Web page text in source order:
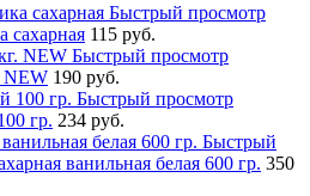
Быстрый просмотр
сахарная 115 руб.
Быстрый просмотр
NEW 190 руб.
Быстрый просмотр
гр. 234 руб.
Быстрый
ванильная белая 600 гр. 350